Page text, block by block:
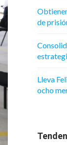
de
Lleva
ocho